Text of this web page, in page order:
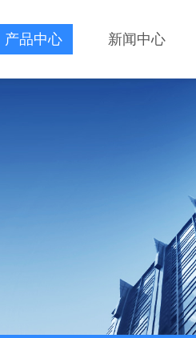
产品中心 新闻中心